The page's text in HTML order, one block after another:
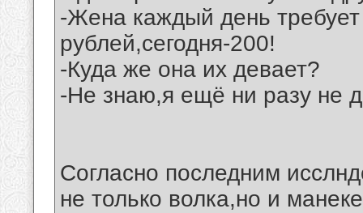
-Жена каждый день требует
рублей,сегодня-200!
-Куда же она их девает?
-Не знаю,я ещё ни разу не
Согласно последним
не только волка,но и